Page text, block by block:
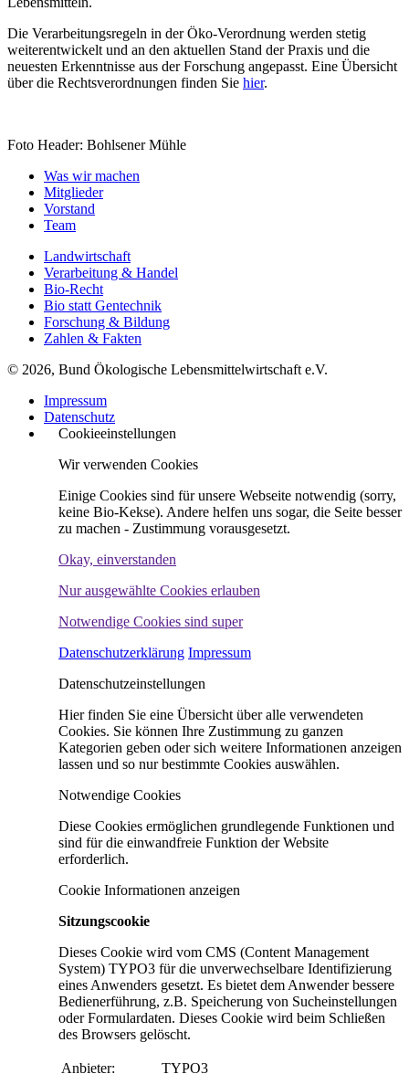
Die Verarbeitungsregeln in der Öko-Verordnung werden stetig
weiterentwickelt und an den aktuellen Stand der Praxis und die
neuesten Erkenntnisse aus der Forschung angepasst. Eine Übersicht
über die Rechtsverordnungen finden Sie hier.
Foto Header: Bohlsener Mühle
Was wir machen
Mitglieder
Vorstand
Team
Landwirtschaft
Verarbeitung & Handel
Bio-Recht
Bio statt Gentechnik
Forschung & Bildung
Zahlen & Fakten
© 2026, Bund Ökologische Lebensmittelwirtschaft e.V.
Impressum
Datenschutz
Cookieeinstellungen
Wir verwenden Cookies
Einige Cookies sind für unsere Webseite notwendig (sorry,
keine Bio-Kekse). Andere helfen uns sogar, die Seite besser
zu machen - Zustimmung vorausgesetzt.
Okay, einverstanden
Nur ausgewählte Cookies erlauben
Notwendige Cookies sind super
Datenschutzerklärung Impressum
Datenschutzeinstellungen
Hier finden Sie eine Übersicht über alle verwendeten
Cookies. Sie können Ihre Zustimmung zu ganzen
Kategorien geben oder sich weitere Informationen anzeigen
lassen und so nur bestimmte Cookies auswählen.
Notwendige Cookies
Diese Cookies ermöglichen grundlegende Funktionen und
sind für die einwandfreie Funktion der Website
erforderlich.
Cookie Informationen anzeigen
Sitzungscookie
Dieses Cookie wird vom CMS (Content Management
System) TYPO3 für die unverwechselbare Identifizierung
eines Anwenders gesetzt. Es bietet dem Anwender bessere
Bedienerführung, z.B. Speicherung von Sucheinstellungen
oder Formulardaten. Dieses Cookie wird beim Schließen
des Browsers gelöscht.
Anbieter:
TYPO3